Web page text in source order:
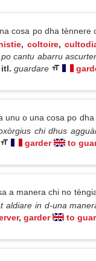
cosa po dha
, coltoire,
cantu abarru
itl. guardare
unu o una cosa po
chi dhus
garder to
a manera chi no
in d-una
, garder to